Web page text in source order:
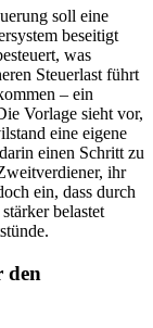
soll eine
beseitigt
was
Steuerlast führt
– ein
Vorlage sieht vor,
eine eigene
einen Schritt zu
ihr
ein, dass durch
belastet
den